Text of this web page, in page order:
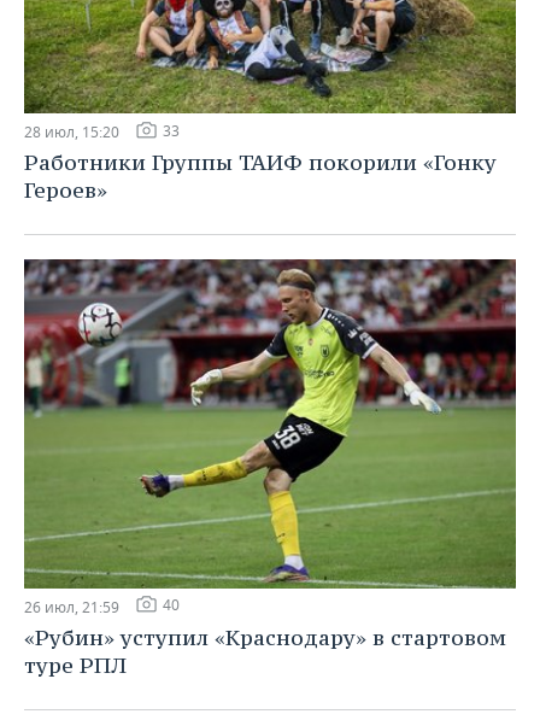
28 июл, 15:20 33
Работники Группы ТАИФ покорили «Гонку
Героев»
26 июл, 21:59 40
«Рубин» уступил «Краснодару» в стартовом
туре РПЛ